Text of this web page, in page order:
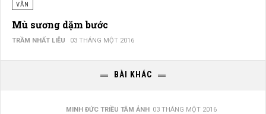
VĂN
Mù sương dặm bước
TRẦM NHẤT LIỄU 03 THÁNG MỘT 2016
BÀI KHÁC
MINH ĐỨC TRIỀU TÂM ẢNH 03 THÁNG MỘT 2016